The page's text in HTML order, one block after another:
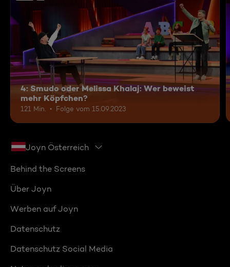
4: Smudo oder Melissa Khalaj: Wer beweist
mehr Köpfchen?
121 Min. Folge vom 15.09.2023
Joyn Österreich
Behind the Screens
Über Joyn
Werben auf Joyn
Datenschutz
Datenschutz Social Media